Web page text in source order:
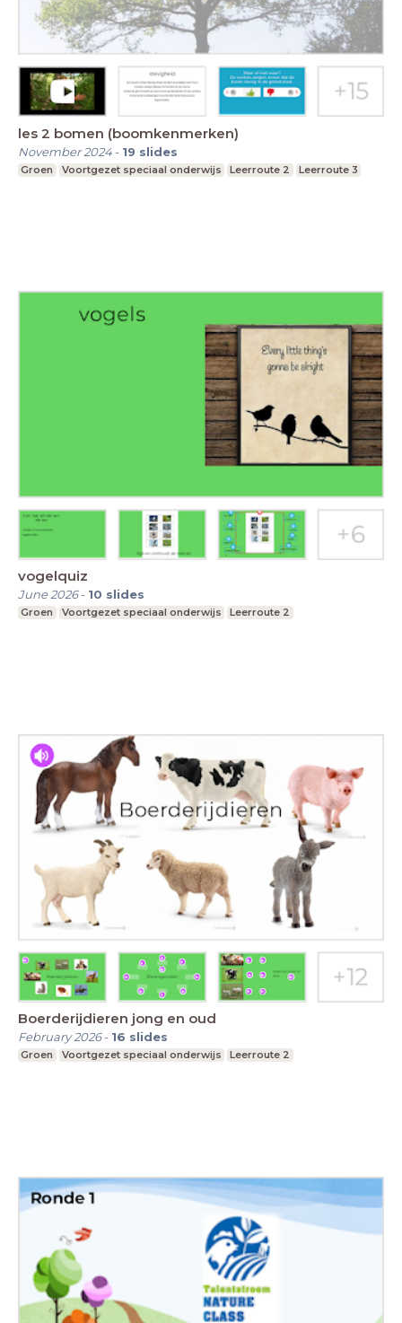
les 2 bomen (boomkenmerken)
November 2024- 19 slides
Groen Voortgezet speciaal onderwijs Leerroute 2 Leerroute 3
vogelquiz
June 2026- 10 slides
Groen Voortgezet speciaal onderwijs Leerroute 2
Boerderijdieren jong en oud
February 2026- 16 slides
Groen Voortgezet speciaal onderwijs Leerroute 2